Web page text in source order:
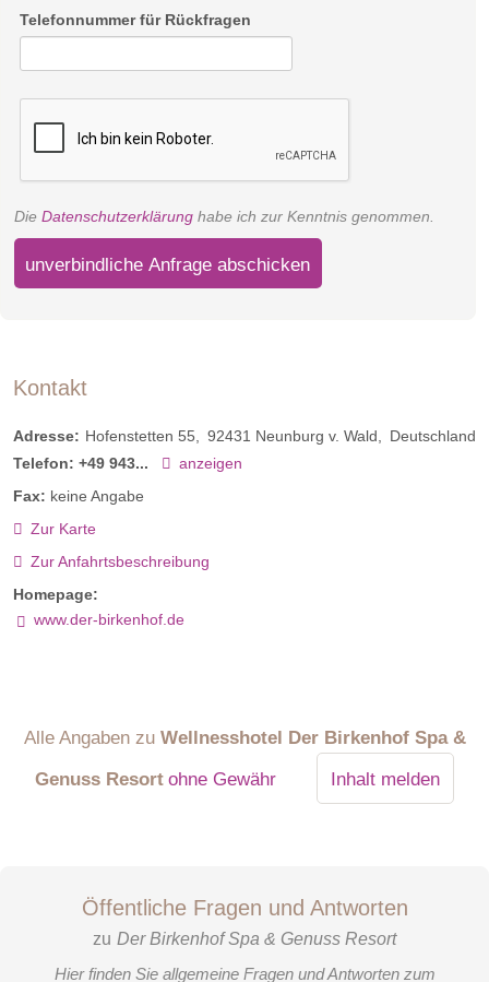
Eck Suite
Es soll kein Wunsch offen bleiben? Dann sind Sie in der
neuen 85 m² Suite genau richtig. Verführerischer Luxus und
modernes Design tauchen den Raum in ein Wohlfühlambiente
eigenem Whirlpool, Kamin, Sauna und Dampfdusche steht
einem Wellnessurlaub nichts mehr im Weg. Wellness, Luxus
Telefonnummer für Rückfragen
Die Datenschutzerklärung habe ich zur Kenntnis genommen.
unverbindliche Anfrage abschicken
Kontakt
Adresse: Hofenstetten 55 92431 Neunburg v. Wald
Deutschland
Telefon: +49 943...
anzeigen
Fax: keine Angabe
Zur Karte
Zur Anfahrtsbeschreibung
Homepage:
www.der-birkenhof.de
Alle Angaben zu Wellnesshotel Der Birkenhof Spa &
Genuss Resort ohne Gewähr Inhalt melden
Öffentliche Fragen und Antworten
zu Der Birkenhof Spa & Genuss Resort
Hier finden Sie allgemeine Fragen und Antworten zum